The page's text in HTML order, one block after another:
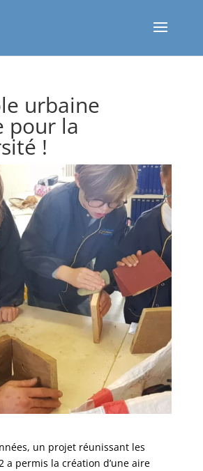
urbaine
pour la
!
un projet réunissant les
a permis la création d’une aire